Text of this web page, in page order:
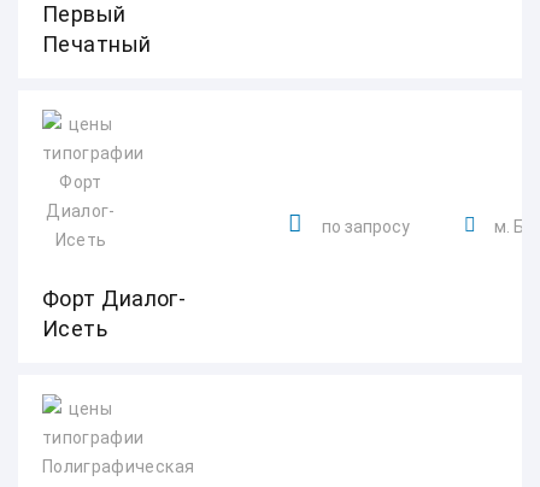
Первый
Печатный
Форт Диалог-
Исеть
по запросу м.